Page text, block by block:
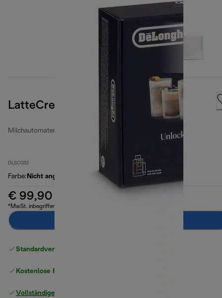
LatteCrema Cool upgrade Set
Milchautomaten
DLSC032
Farbe: Nicht angegeben
€ 99,90
*MwSt. inbegriffen
Standardversand kostenlos
Kostenlose Rücksendungen
Vollständige Herstellergarantie